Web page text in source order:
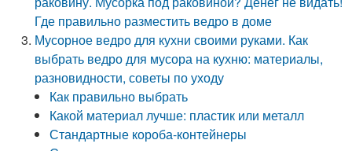
Где правильно разместить ведро в доме
Мусорное ведро для кухни своими руками. Как
выбрать ведро для мусора на кухню: материалы,
разновидности, советы по уходу
Как правильно выбрать
Какой материал лучше: пластик или металл
Стандартные короба-контейнеры